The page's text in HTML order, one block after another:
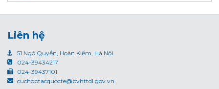
Liên hệ
51 Ngô Quyền, Hoàn Kiếm, Hà Nội
024-39434217
024-39437101
cuchoptacquocte@bvhttdl.gov.vn